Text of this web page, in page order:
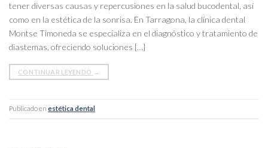
tener diversas causas y repercusiones en la salud bucodental, así
como en la estética de la sonrisa. En Tarragona, la clínica dental
Montse Timoneda se especializa en el diagnóstico y tratamiento de
diastemas, ofreciendo soluciones […]
CONTINUAR LEYENDO →
Publicado en estética dental